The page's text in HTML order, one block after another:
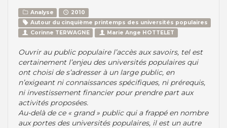
Analyse
2010
Autour du cinquième printemps des universités populaires
Corinne TERWAGNE
Marie Ange HOTTELET
Ouvrir au public populaire l’accès aux savoirs, tel est
certainement l’enjeu des universités populaires qui
ont choisi de s’adresser à un large public, en
n’exigeant ni connaissances spécifiques, ni prérequis,
ni investissement financier pour prendre part aux
activités proposées.
Au-delà de ce « grand » public qui a frappé en nombre
aux portes des universités populaires, il est un autre